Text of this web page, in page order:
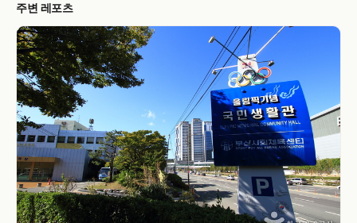
주변 레포츠